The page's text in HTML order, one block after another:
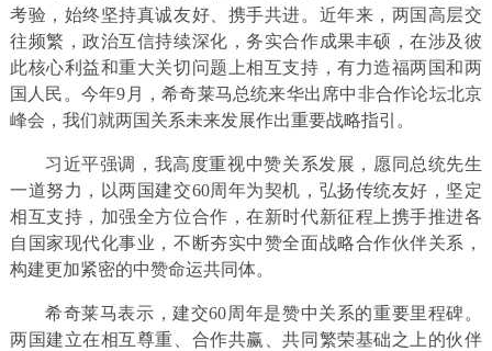
考验，始终坚持真诚友好、携手共进。近年来，两国高层交
往频繁，政治互信持续深化，务实合作成果丰硕，在涉及彼
此核心利益和重大关切问题上相互支持，有力造福两国和两
国人民。今年9月，希奇莱马总统来华出席中非合作论坛北京
峰会，我们就两国关系未来发展作出重要战略指引。
习近平强调，我高度重视中赞关系发展，愿同总统先生
一道努力，以两国建交60周年为契机，弘扬传统友好，坚定
相互支持，加强全方位合作，在新时代新征程上携手推进各
自国家现代化事业，不断夯实中赞全面战略合作伙伴关系，
构建更加紧密的中赞命运共同体。
希奇莱马表示，建交60周年是赞中关系的重要里程碑。
两国建立在相互尊重、合作共赢、共同繁荣基础之上的伙伴